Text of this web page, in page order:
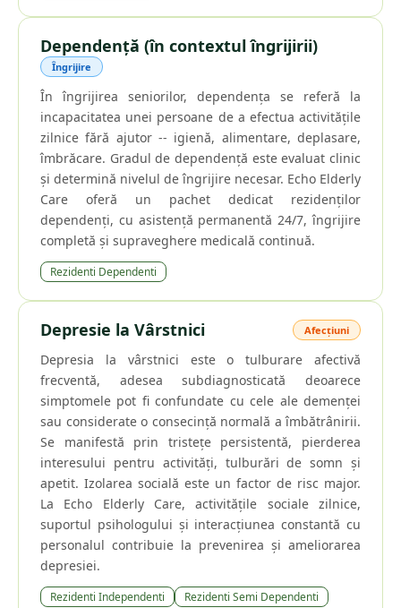
Dependență (în contextul îngrijirii)
Îngrijire
În îngrijirea seniorilor, dependența se referă la
incapacitatea unei persoane de a efectua activitățile
zilnice fără ajutor -- igienă, alimentare, deplasare,
îmbrăcare. Gradul de dependență este evaluat clinic
și determină nivelul de îngrijire necesar. Echo Elderly
Care oferă un pachet dedicat rezidenților
dependenți, cu asistență permanentă 24/7, îngrijire
completă și supraveghere medicală continuă.
Rezidenti Dependenti
Depresie la Vârstnici Afecțiuni
Depresia la vârstnici este o tulburare afectivă
frecventă, adesea subdiagnosticată deoarece
simptomele pot fi confundate cu cele ale demenței
sau considerate o consecință normală a îmbătrânirii.
Se manifestă prin tristețe persistentă, pierderea
interesului pentru activități, tulburări de somn și
apetit. Izolarea socială este un factor de risc major.
La Echo Elderly Care, activitățile sociale zilnice,
suportul psihologului și interacțiunea constantă cu
personalul contribuie la prevenirea și ameliorarea
depresiei.
Rezidenti Independenti Rezidenti Semi Dependenti